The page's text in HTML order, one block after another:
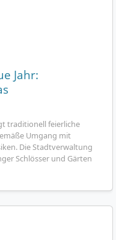
Jahr:
traditionell feierliche
Umgang mit
Die Stadtverwaltung
Schlösser und Gärten